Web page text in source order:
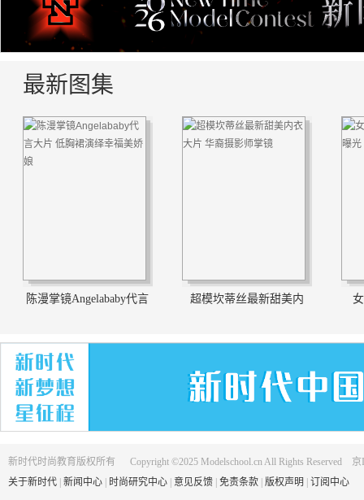
最新图集
陈漫掌镜Angelababy代言 超模坎蒂丝最新甜美内
新时代时尚教育版权所有 Copyright ©2025 Modelschool.cn All Rights Reserved 京
关于新时代 | 新闻中心 | 时尚研究中心 | 意见反馈 | 免责条款 | 版权声明 | 订阅中心